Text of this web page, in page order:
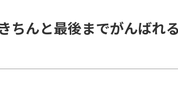
ちんと最後までがんばれ